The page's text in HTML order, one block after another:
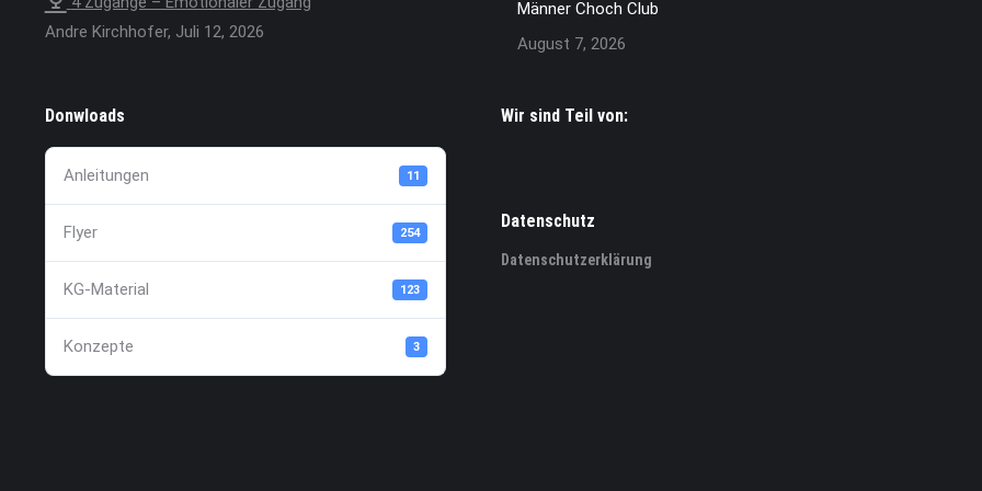
Andre Kirchhofer, Juli 12, 2026
Männer Choch Club
August 7, 2026
Donwloads
Anleitungen 11
Flyer 254
KG-Material 123
Konzepte 3
Wir sind Teil von:
Datenschutz
Datenschutzerklärung